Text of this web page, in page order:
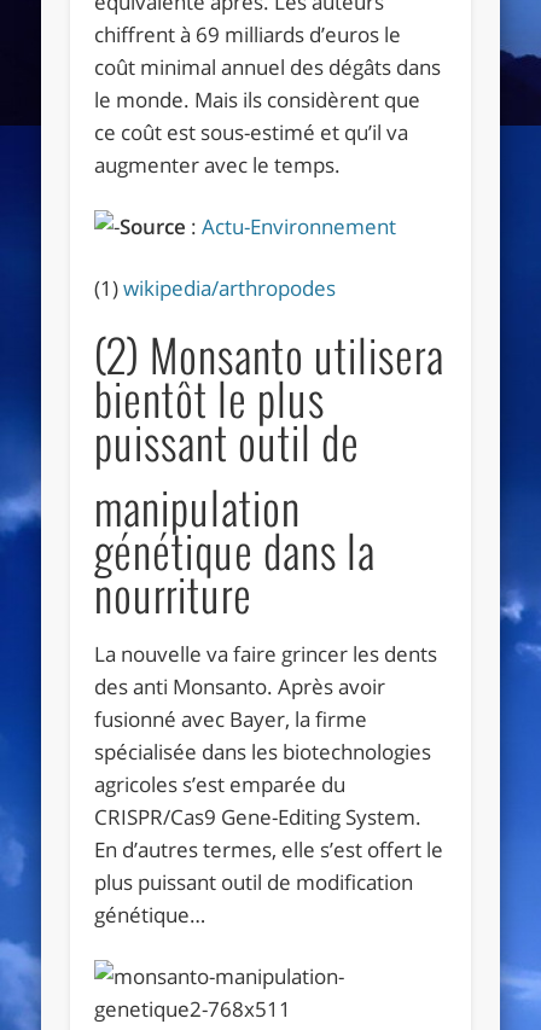
chiffrent à 69 milliards d’euros le
coût minimal annuel des dégâts dans
le monde. Mais ils considèrent que
ce coût est sous-estimé et qu’il va
augmenter avec le temps.
Source :Actu-Environnement
(1)wikipedia/arthropodes
(2) Monsanto utilisera
bientôt le plus
puissant outil de
manipulation
génétique dans la
nourriture
La nouvelle va faire grincer les dents
des anti Monsanto. Après avoir
fusionné avec Bayer, la firme
spécialisée dans les biotechnologies
agricoles s’est emparée du
CRISPR/Cas9 Gene-Editing System.
En d’autres termes, elle s’est offert le
plus puissant outil de modification
génétique…